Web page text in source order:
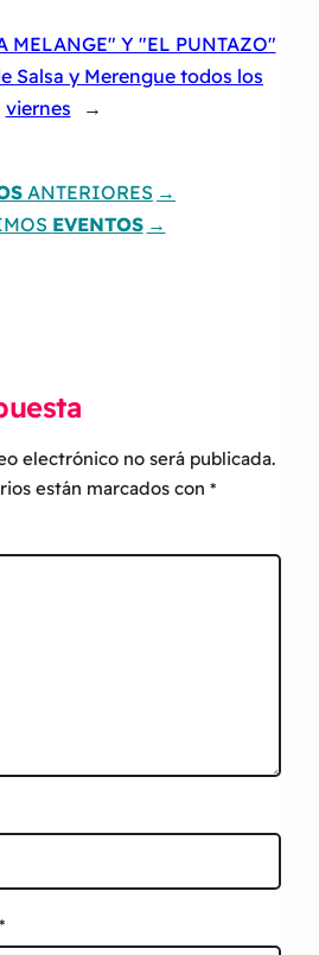
MELANGE" Y "EL PUNTAZO"
Salsa y Merengue todos los
viernes
→
ANTERIORES
EVENTOS
electrónico no será publicada.
están marcados con *
*